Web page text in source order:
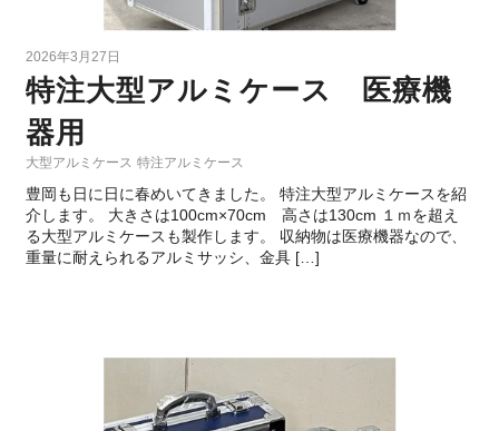
2026年3月27日
特注大型アルミケース 医療機
器用
大型アルミケース 特注アルミケース
豊岡も日に日に春めいてきました。 特注大型アルミケースを紹
介します。 大きさは100cm×70cm 高さは130cm １ｍを超え
る大型アルミケースも製作します。 収納物は医療機器なので、
重量に耐えられるアルミサッシ、金具 […]